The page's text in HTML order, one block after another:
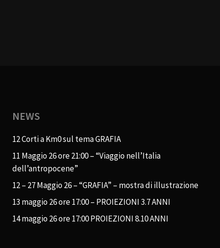
NEWS
12 Corti a Km0 sul tema GRAFIA
11 Maggio 26 ore 21:00 – “Viaggio nell’Italia
dell’antropocene”
12 – 27 Maggio 26 – “GRAFIA” – mostra di illustrazione
13 maggio 26 ore 17:00 – PROIEZIONI 3.7 ANNI
14 maggio 26 ore 17:00 PROIEZIONI 8.10 ANNI